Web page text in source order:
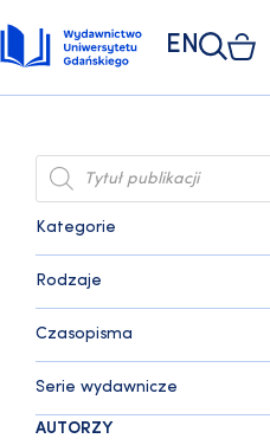
EN
Kategorie
Rodzaje
Czasopisma
Serie wydawnicze
AUTORZY